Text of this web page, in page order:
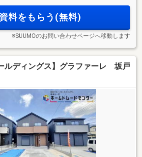
資料をもらう(無料)
※SUUMOのお問い合わせページへ移動します
ルディングス】グラファーレ 坂戸